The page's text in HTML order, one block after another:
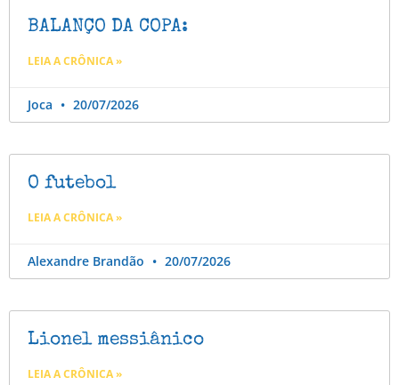
BALANÇO DA COPA:
LEIA A CRÔNICA »
Joca 20/07/2026
O futebol
LEIA A CRÔNICA »
Alexandre Brandão 20/07/2026
Lionel messiânico
LEIA A CRÔNICA »